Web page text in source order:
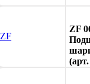
ZF
ZF